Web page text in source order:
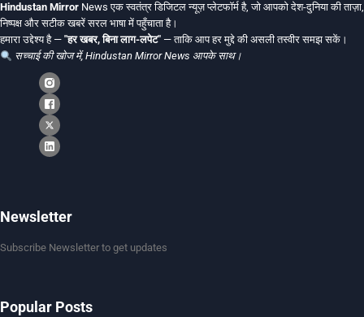
Hindustan Mirror News एक स्वतंत्र डिजिटल न्यूज़ प्लेटफॉर्म है, जो आपको देश-दुनिया की ताज़ा,
निष्पक्ष और सटीक खबरें सरल भाषा में पहुँचाता है।
हमारा उद्देश्य है — "हर खबर, बिना लाग-लपेट" — ताकि आप हर मुद्दे की असली तस्वीर समझ सकें।
सच्चाई की खोज में, Hindustan Mirror News आपके साथ।
Newsletter
Subscribe Newsletter to get updates
Popular Posts